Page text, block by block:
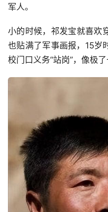
军人。
小的时候，祁发宝就喜欢
也贴满了军事画报，15岁
校门口义务“站岗”，像极了